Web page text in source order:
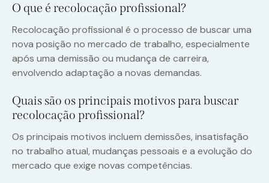
O que é recolocação profissional?
Recolocação profissional é o processo de buscar uma
nova posição no mercado de trabalho, especialmente
após uma demissão ou mudança de carreira,
envolvendo adaptação a novas demandas.
Quais são os principais motivos para buscar
recolocação profissional?
Os principais motivos incluem demissões, insatisfação
no trabalho atual, mudanças pessoais e a evolução do
mercado que exige novas competências.